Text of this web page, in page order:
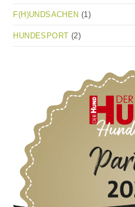
F(H)UNDSACHEN (1)
HUNDESPORT (2)